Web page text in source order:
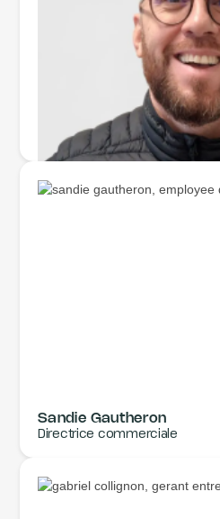
Nicolas Gautheron
Directeur de site
Sandie Gautheron
Directrice commerciale